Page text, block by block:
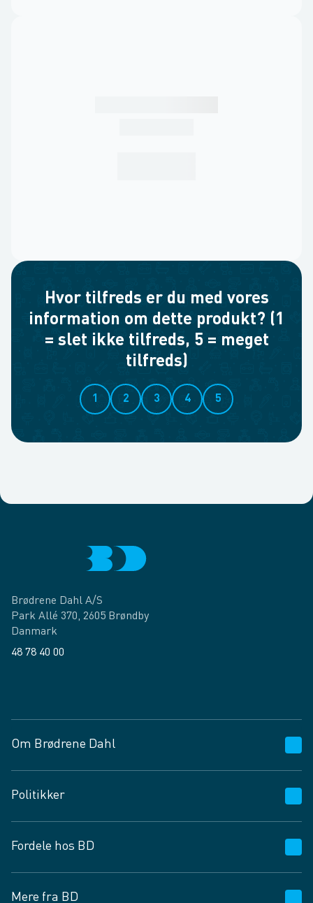
Hvor tilfreds er du med vores
information om dette produkt? (1
= slet ikke tilfreds, 5 = meget
tilfreds)
1 2 3 4 5
Brødrene Dahl A/S
Park Allé 370, 2605 Brøndby
Danmark
48 78 40 00
Om Brødrene Dahl
Vagttelefon 30 10 89 89
Spørgsmål og svar
Job og karriere
Fødevarekontrolrapport
Politikker
Privatlivspolitik
Cookies
Vilkår og betingelser
Fordele hos BD
Mere fra BD